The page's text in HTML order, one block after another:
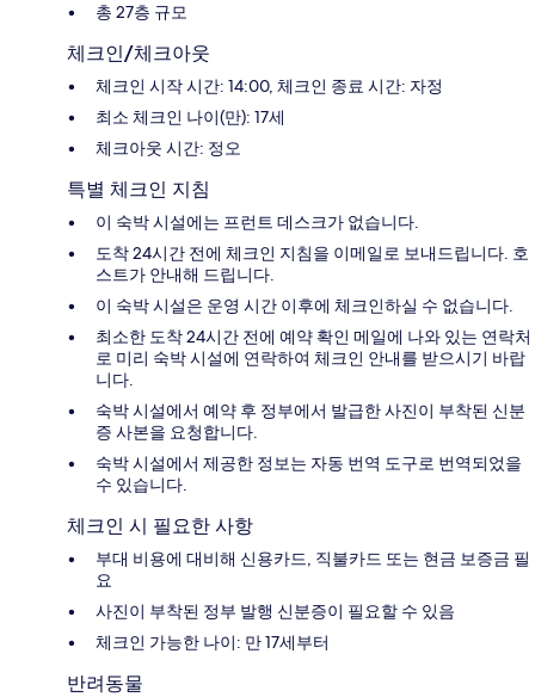
총 27층 규모
체크인/체크아웃
체크인 시작 시간: 14:00, 체크인 종료 시간: 자정
최소 체크인 나이(만): 17세
체크아웃 시간: 정오
특별 체크인 지침
이 숙박 시설에는 프런트 데스크가 없습니다.
도착 24시간 전에 체크인 지침을 이메일로 보내드립니다. 호
스트가 안내해 드립니다.
이 숙박 시설은 운영 시간 이후에 체크인하실 수 없습니다.
최소한 도착 24시간 전에 예약 확인 메일에 나와 있는 연락처
로 미리 숙박 시설에 연락하여 체크인 안내를 받으시기 바랍
니다.
숙박 시설에서 예약 후 정부에서 발급한 사진이 부착된 신분
증 사본을 요청합니다.
숙박 시설에서 제공한 정보는 자동 번역 도구로 번역되었을
수 있습니다.
체크인 시 필요한 사항
부대 비용에 대비해 신용카드, 직불카드 또는 현금 보증금 필
요
사진이 부착된 정부 발행 신분증이 필요할 수 있음
체크인 가능한 나이: 만 17세부터
반려동물